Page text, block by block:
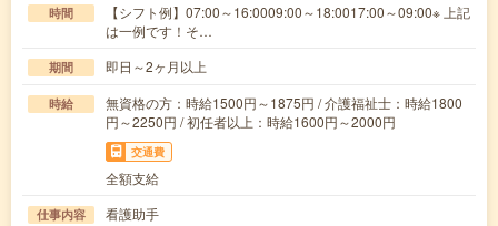
時間
【シフト例】07:00～16:0009:00～18:0017:00～09:00※ 上記
は一例です！そ…
期間 即日～2ヶ月以上
時給
無資格の方：時給1500円～1875円 / 介護福祉士：時給1800
円～2250円 / 初任者以上：時給1600円～2000円
交通費
全額支給
仕事内容
看護助手